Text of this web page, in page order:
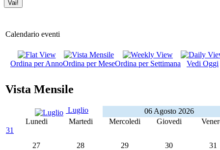
Calendario eventi
Ordina per AnnoOrdina per MeseOrdina per Settimana Vedi Oggi
Vista Mensile
Luglio
06 Agosto 2026
Lunedi
Martedi Mercoledi Giovedi
31
27
28 29 30 31